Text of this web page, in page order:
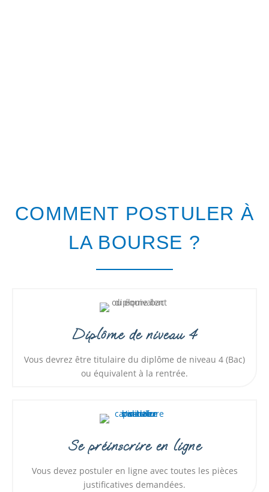
COMMENT POSTULER À
LA BOURSE ?
Diplôme de niveau 4
Vous devrez être titulaire du diplôme de niveau 4 (Bac)
ou équivalent à la rentrée.
Se préinscrire en ligne
Vous devez postuler en ligne avec toutes les pièces
justificatives demandées.